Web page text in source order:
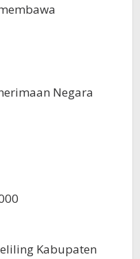
Negara
Kabupaten